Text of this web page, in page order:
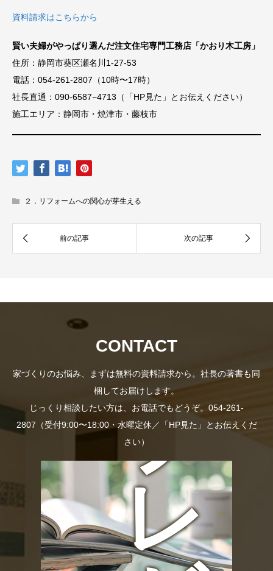
資料請求はこちらから
賢い夫婦がやっぱり選んだ注文住宅専門工務店「かおり木工房」
住所：静岡市葵区瀬名川1-27-53
電話：054-261-2807（10時〜17時）
社長直通：090-6587−4713（「HP見た」とお伝えください）
施工エリア：静岡市・焼津市・藤枝市
２．リフォームへの関心が芽生える
CONTACT
家づくりのお悩み、まずは無料の資料請求から。社長の著書も同
梱してお届けします。
じっくり相談したい方は、お電話でもどうぞ。054-261-
2807（受付9:00〜18:00・水曜定休／「HP見た」とお伝えくだ
さい）
資
料
プ
レ
社
長
の
お